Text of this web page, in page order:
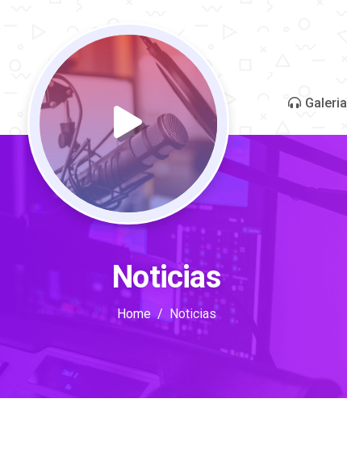
Galeria
Noticias
Home Noticias